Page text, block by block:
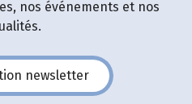
nos événements et nos
newsletter